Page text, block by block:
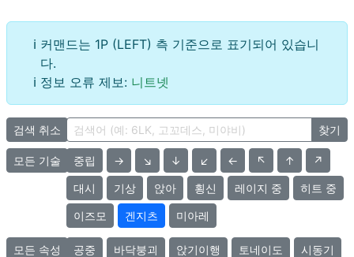
커맨드는 1P (LEFT) 측 기준으로 표기되어 있습니
다.
정보 오류 제보: 니트넷
검색 취소 찾기
모든 기술 중립 → ↘ ↓ ↙ ← ↖ ↑ ↗
대시 기상 앉아 횡신 레이지 중 히트 중
이즈모 겐지츠 미아레
모든 속성 공중 바닥붕괴 앉기이행 토네이도 시동기